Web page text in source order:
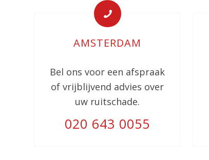
AMSTERDAM
Bel ons voor een afspraak
of vrijblijvend advies over
uw ruitschade.
020 643 0055